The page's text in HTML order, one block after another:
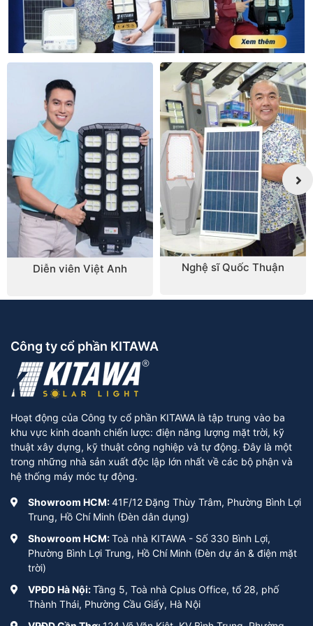
chuyển động, sự chuyển động này tạo nên sự chênh lệch
áp suất giữa phía trước sau và từ đó tạo nên gió.
Điểm lưu ý : Các khung quạt năng lượng mặt trời hầu hết
được làm bằng chất liệu nhôm cao cấp nên rất chắc chắn,
chống han gỉ tốt, đặc biệt có trọng lượng khá nhẹ giúp dễ
dàng di chuyển.
Diễn viên Việt Anh Nghệ sĩ Quốc Thuận
Công ty cổ phần KITAWA
Hoạt động của Công ty cổ phần KITAWA là tập trung vào ba
khu vực kinh doanh chiến lược: điện năng lượng mặt trời, kỹ
thuật xây dựng, kỹ thuật công nghiệp và tự động. Đây là một
trong những nhà sản xuất độc lập lớn nhất về các bộ phận và
hệ thống máy móc tự động.
Showroom HCM:41F/12 Đặng Thùy Trâm, Phường Bình Lợi
Trung, Hồ Chí Minh (Đèn dân dụng)
Showroom HCM:Toà nhà KITAWA - Số 330 Bình Lợi,
Phường Bình Lợi Trung, Hồ Chí Minh (Đèn dự án & điện mặt
trời)
VPĐD Hà Nội:Tầng 5, Toà nhà Cplus Office, tổ 28, phố
Thành Thái, Phường Cầu Giấy, Hà Nội